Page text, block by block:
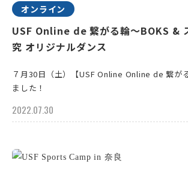
オンライン
USF Online de 繋がる輪～BOKS &
究 オリジナルダンス
７月30日（土）【USF Online Online de 繋が
ました！
2022.07.30